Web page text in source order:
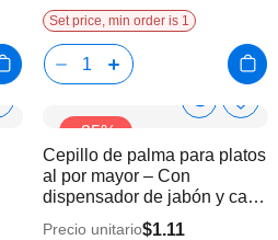
Set price, min order is 1
deseos
-35%
Show
Info la
de
Cepillo de palma para platos
al por mayor – Con
dispensador de jabón y caja
de regalo | 24 piezas
Precio unitario$1.11